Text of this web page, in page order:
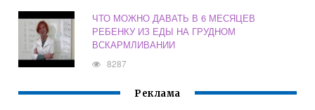
ЧТО МОЖНО ДАВАТЬ В 6 МЕСЯЦЕВ
РЕБЕНКУ ИЗ ЕДЫ НА ГРУДНОМ
ВСКАРМЛИВАНИИ
8287
Реклама